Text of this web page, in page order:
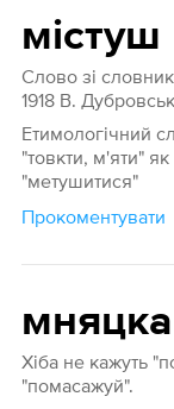
містуш
Слово зі
1918 В.
Етимологічний
"товкти, м'яти"
"метушитися"
Прокоментувати
Хіба не кажуть
"помасажуй".